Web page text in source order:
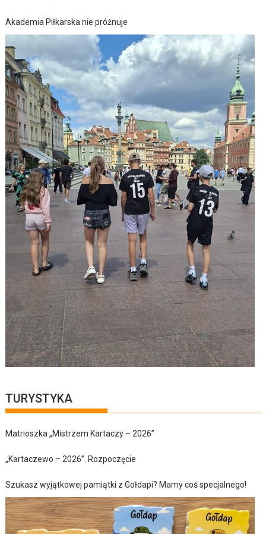
Akademia Piłkarska nie próżnuje
TURYSTYKA
Matrioszka „Mistrzem Kartaczy – 2026”
„Kartaczewo – 2026”. Rozpoczęcie
Szukasz wyjątkowej pamiątki z Gołdapi? Mamy coś specjalnego!